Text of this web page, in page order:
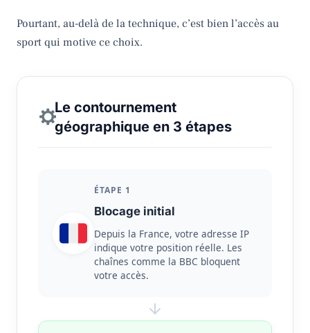
Pourtant, au-delà de la technique, c’est bien l’accès au
sport qui motive ce choix.
Le contournement
géographique en 3 étapes
ÉTAPE 1
Blocage initial
Depuis la France, votre adresse IP
indique votre position réelle. Les
chaînes comme la BBC bloquent
votre accès.